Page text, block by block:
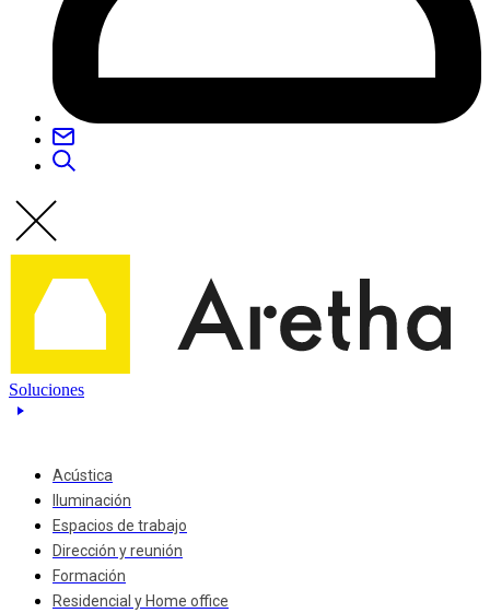
Soluciones
Acústica
Iluminación
Espacios de trabajo
Dirección y reunión
Formación
Residencial y Home office